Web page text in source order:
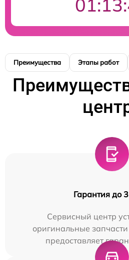
Преимущества Этапы работ
Гарантия до
Сервисный центр
оригинальные
предоставляет